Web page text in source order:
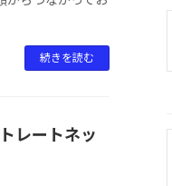
続きを読む
レートネッ